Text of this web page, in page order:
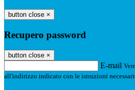
button close ×
Recupero password
button close ×
E-mail
all'indirizzo indicato con le istruzioni